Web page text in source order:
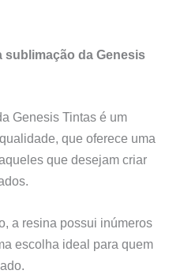
sublimação da Genesis
Genesis Tintas é um
que oferece uma
que desejam criar
a resina possui inúmeros
escolha ideal para quem